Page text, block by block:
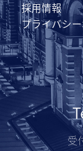
採用情報
プライバシ
受